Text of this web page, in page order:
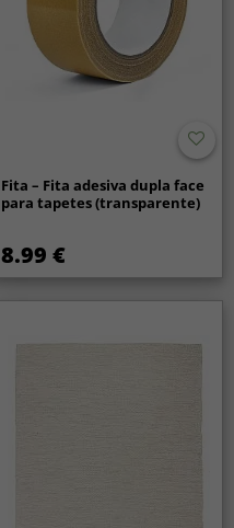
Fita – Fita adesiva dupla face
para tapetes (transparente)
8.99 €